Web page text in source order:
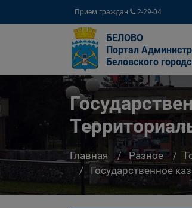
Прием граждан 2-29-04
БЕЛОВО
Портал
Беловского
Главная Разное
Государственное